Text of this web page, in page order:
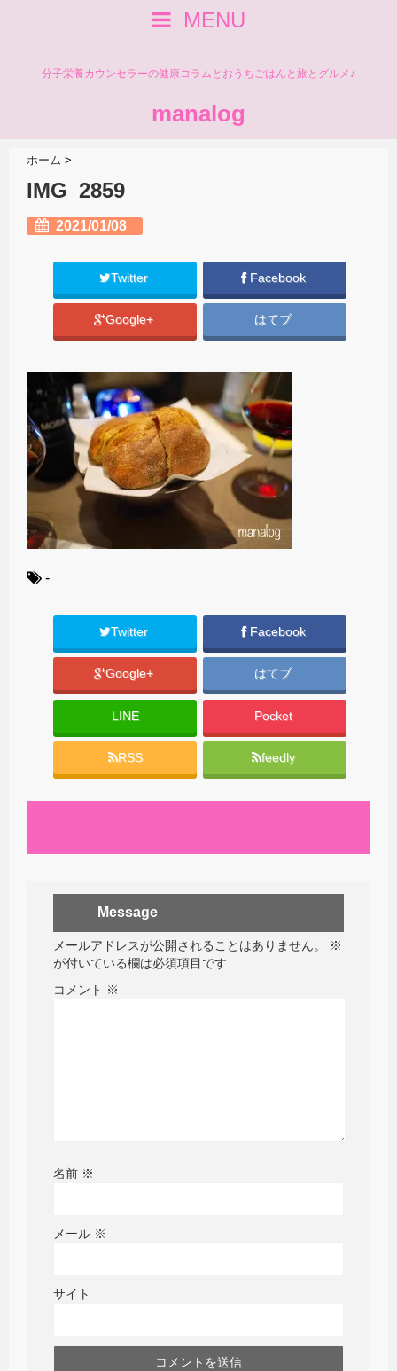
MENU
分子栄養カウンセラーの健康コラムとおうちごはんと旅とグルメ♪
manalog
ホーム >
IMG_2859
2021/01/08
Twitter Facebook
Google+ はてブ
-
Twitter Facebook
Google+ はてブ
LINE Pocket
RSS feedly
Message
メールアドレスが公開されることはありません。
※
が付いている欄は必須項目です
コメント ※
名前 ※
メール ※
サイト